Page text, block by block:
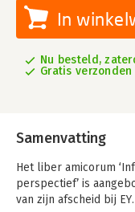
In
Nu besteld,
Gratis verzonden
Samenvatting
Het liber amicorum
perspectief’ is
van zijn afscheid bij EY.